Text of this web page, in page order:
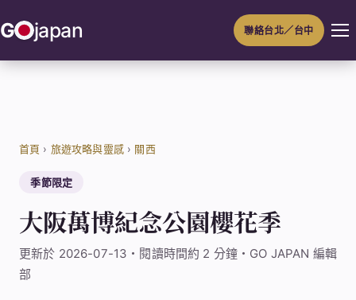
至
G japan 聯絡台北／台中
首頁 › 旅遊攻略與靈感› 關西
季節限定
大阪萬博紀念公園櫻花季
更新於 2026-07-13・閱讀時間約 2 分鐘・GO JAPAN 編輯
部